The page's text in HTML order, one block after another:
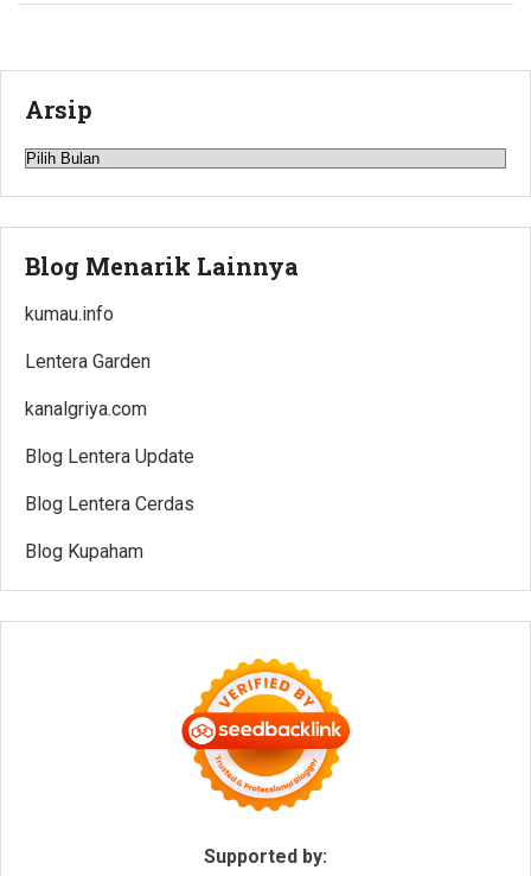
Arsip
Arsip
Blog Menarik Lainnya
kumau.info
Lentera Garden
kanalgriya.com
Blog Lentera Update
Blog Lentera Cerdas
Blog Kupaham
Supported by: